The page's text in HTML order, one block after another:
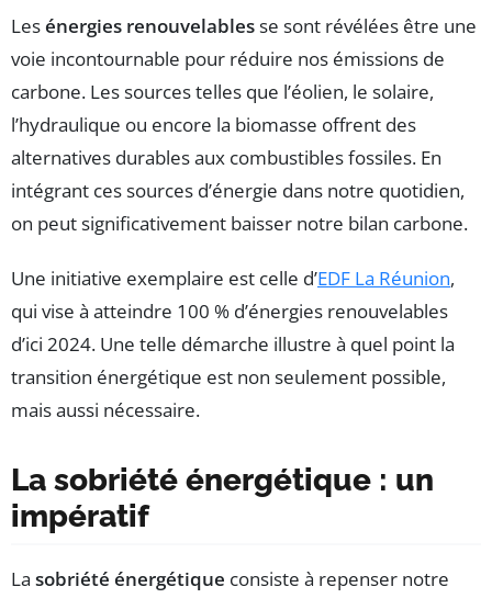
Lesénergies renouvelablesse sont révélées être une
voie incontournable pour réduire nos émissions de
carbone. Les sources telles que l’éolien, le solaire,
l’hydraulique ou encore la biomasse offrent des
alternatives durables aux combustibles fossiles. En
intégrant ces sources d’énergie dans notre quotidien,
on peut significativement baisser notre bilan carbone.
Une initiative exemplaire est celle d’EDF La Réunion,
qui vise à atteindre 100 % d’énergies renouvelables
d’ici 2024. Une telle démarche illustre à quel point la
transition énergétique est non seulement possible,
mais aussi nécessaire.
La sobriété énergétique : un
impératif
La sobriété énergétique consiste à repenser notre